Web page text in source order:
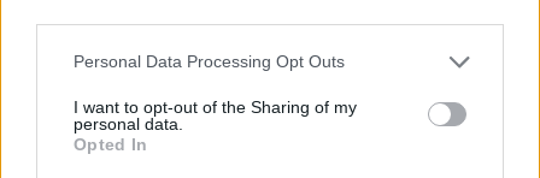
Personal Data Processing Opt Outs
I want to opt-out of the Sharing of my
personal data.
Opted In
wygraniu czterech rund z rzędu Snax i partnerzy znowu
bowiem ulegli przeciwnikom, którzy chwilę później
mogli świętować okazałe zwycięstwo w stosunku 13:6.